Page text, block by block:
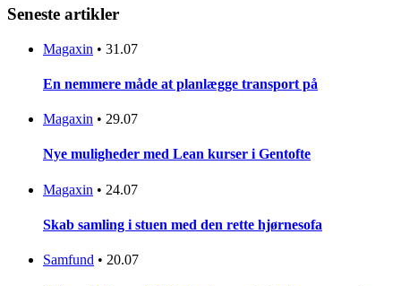
Seneste artikler
Magaxin • 31.07
En nemmere måde at planlægge transport på
Magaxin • 29.07
Nye muligheder med Lean kurser i Gentofte
Magaxin • 24.07
Skab samling i stuen med den rette hjørnesofa
Samfund • 20.07